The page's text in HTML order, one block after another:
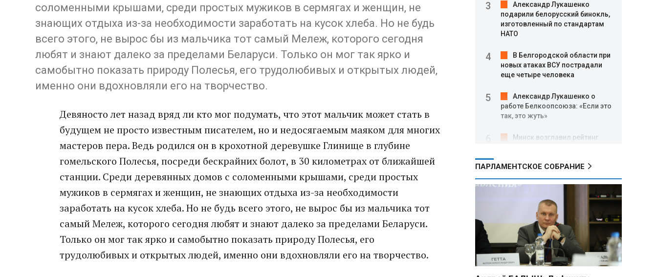
соломенными крышами, среди простых мужиков в сермягах и женщин, не
знающих отдыха из-за необходимости заработать на кусок хлеба. Но не будь
всего этого, не вырос бы из мальчика тот самый Мележ, которого сегодня
любят и знают далеко за пределами Беларуси. Только он мог так ярко и
самобытно показать природу Полесья, его трудолюбивых и открытых людей,
именно они вдохновляли его на творчество.
Девяносто лет назад вряд ли кто мог подумать, что этот мальчик может стать в
будущем не просто известным писателем, но и недосягаемым маяком для многих
мастеров пера. Ведь родился он в крохотной деревушке Глинище в глубине
гомельского Полесья, посреди бескрайних болот, в 30 километрах от ближайшей
станции. Среди деревянных домов с соломенными крышами, среди простых
мужиков в сермягах и женщин, не знающих отдыха из-за необходимости
заработать на кусок хлеба. Но не будь всего этого, не вырос бы из мальчика тот
самый Мележ, которого сегодня любят и знают далеко за пределами Беларуси.
Только он мог так ярко и самобытно показать природу Полесья, его
трудолюбивых и открытых людей, именно они вдохновляли его на творчество.
Александр Лукашенко
подарили белорусский бинокль,
изготовленный по стандартам
НАТО
В Белгородской области при
новых атаках ВСУ пострадали
еще четыре человека
Александр Лукашенко о
работе Белкоопсоюза: «Если это
так, это жуть»
Минск возглавил рейтинг
Минобороны РФ: при
освобождении Анискино ВСУ
понесли большие потери, часть
военных сдалась в плен
Александр Лукашенко:
Россияне «услышали батьку» и
скупают пустующие дома в
белорусских деревнях
ПАРЛАМЕНТСКОЕ СОБРАНИЕ